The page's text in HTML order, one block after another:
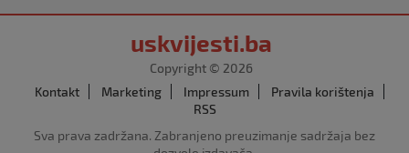
uskvijesti.ba
Copyright © 2026
Kontakt
Marketing Impressum
Pravila korištenja
RSS
Sva prava zadržana. Zabranjeno preuzimanje sadržaja bez